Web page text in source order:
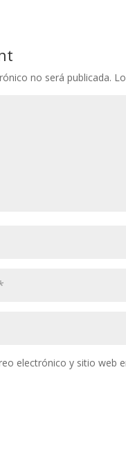
no será publicada.
electrónico y sitio web